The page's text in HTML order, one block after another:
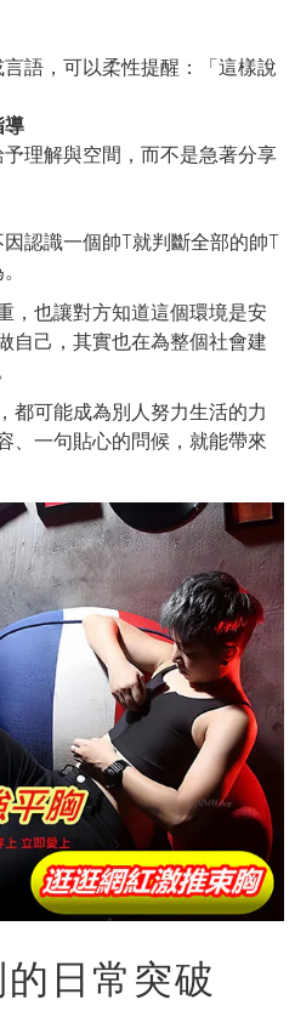
語，可以柔性提醒：「這樣說
導
理解與空間，而不是急著分享
認識一個帥T就判斷全部的帥T
，也讓對方知道這個環境是安
自己，其實也在為整個社會建
都可能成為別人努力生活的力
、一句貼心的問候，就能帶來
日常突破